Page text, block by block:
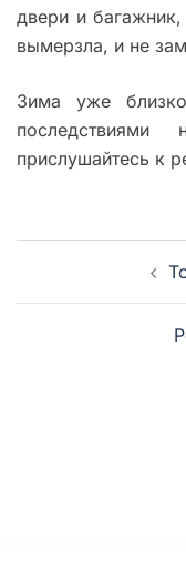
двери и
вымерзла, и не
Зима уже
последствиями
прислушайтесь к
Навигация
записи